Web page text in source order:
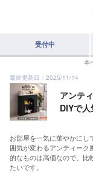
受付中
本
最終更新日：2025/11/14
アンテ
DIYで
お部屋を一気に華やかに
囲気が変わるアンティー
的なものは高価なので、比
たいです。